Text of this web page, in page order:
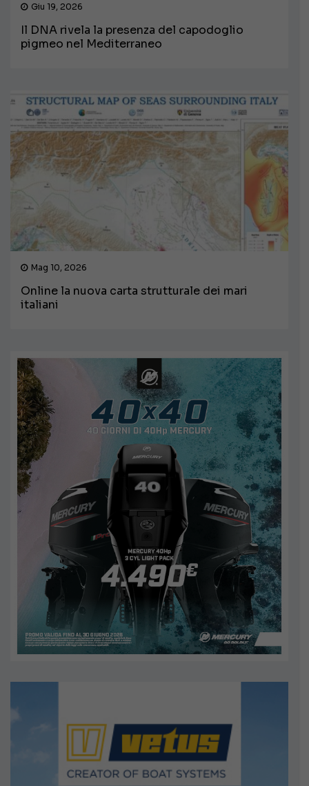
Giu 19, 2026
Il DNA rivela la presenza del capodoglio
pigmeo nel Mediterraneo
Mag 10, 2026
Online la nuova carta strutturale dei mari
italiani